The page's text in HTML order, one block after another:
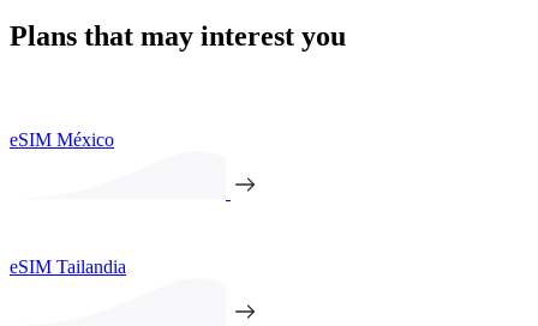
Plans that may interest you
eSIM México
eSIM Tailandia